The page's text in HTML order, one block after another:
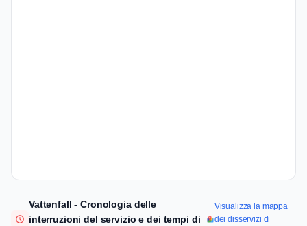
Vattenfall - Cronologia delle
interruzioni del servizio e dei tempi di
Visualizza la mappa
dei disservizi di